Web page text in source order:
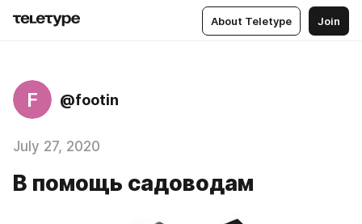
About Teletype Join
F @footin
July 27, 2020
В помощь садоводам